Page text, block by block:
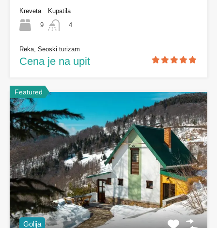
Kreveta
9
Kupatila
4
Reka, Seoski turizam
Cena je na upit
Featured
Golija